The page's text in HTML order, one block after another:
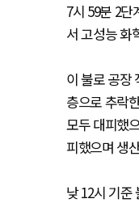
7시 59분 2
서 고성능 화
이 불로 공장
층으로 추락
모두 대피했
피했으며 생
낮 12시 기준